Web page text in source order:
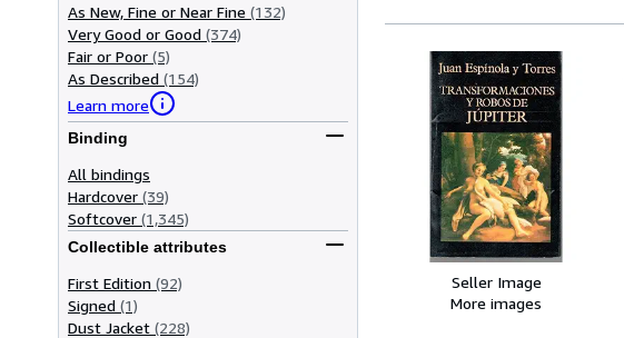
As New, Fine or Near Fine (132)
Very Good or Good (374)
Fair or Poor (5)
As Described (154)
Learn more
Binding
All bindings
Hardcover (39)
Softcover (1,345)
Collectible attributes
First Edition (92)
Signed (1)
Dust Jacket (228)
Seller Image
More images